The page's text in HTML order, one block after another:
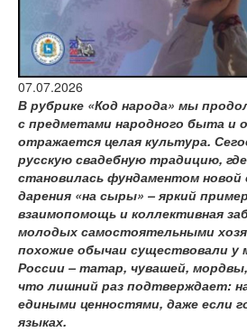
версии сайта
07.07.2026
В рубрике «Код народа» мы
с предметами народного быта и
отражается целая культура.
русскую свадебную традицию,
становилась фундаментом новой
дарения «на сыры» – яркий
взаимопомощь и коллективная
молодых самостоятельными
похожие обычаи существовали у
России – татар, чувашей,
что лишний раз подтверждает:
едиными ценностями, даже если
языках.